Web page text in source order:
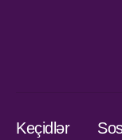
Keçidlər